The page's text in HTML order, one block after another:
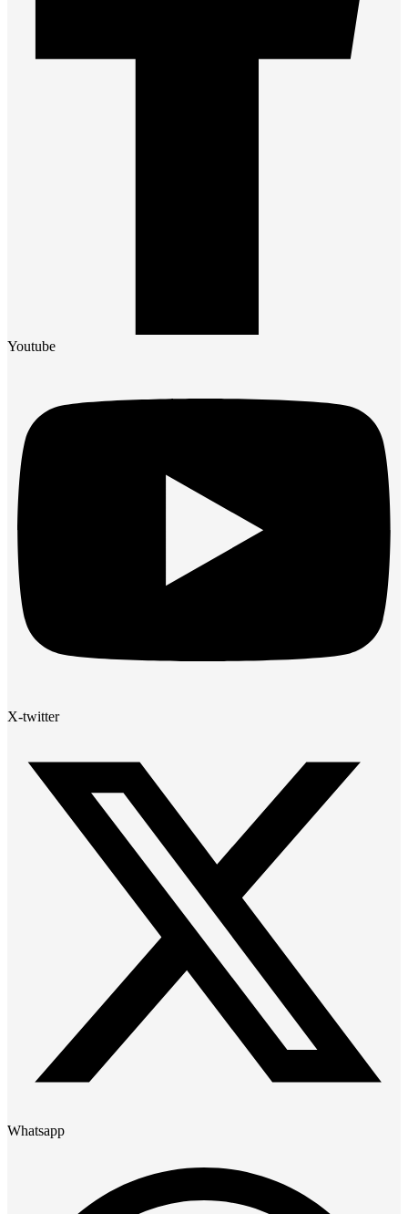
Youtube
X-twitter
Whatsapp